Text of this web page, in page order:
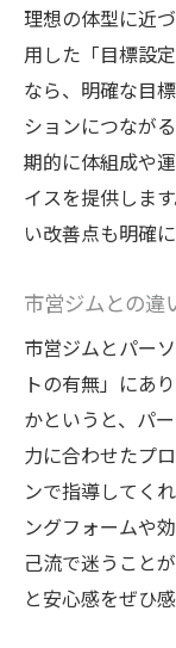
日立市
力
ダイエ
パーソ
践
無理な
パーソ
由
日立
体験ト
れる
初め
市営ジ
理想の体型に近
用した「目標設
なら、明確な目
ションにつなが
期的に体組成や
イスを提供しま
い改善点も明確
市営ジムとの違
市営ジムとパー
トの有無」にあ
かというと、パ
力に合わせたプ
ンで指導してく
ングフォームや
己流で迷うこと
と安心感をぜひ